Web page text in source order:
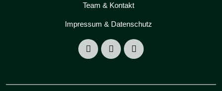
Team & Kontakt
Impressum & Datenschutz